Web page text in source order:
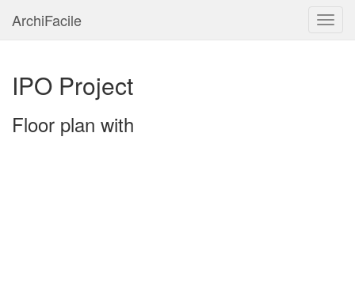
ArchiFacile
IPO Project
Floor plan with